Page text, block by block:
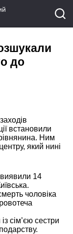
до
встановили
Ним
який нині
14
чоловіка
сім’єю сестри